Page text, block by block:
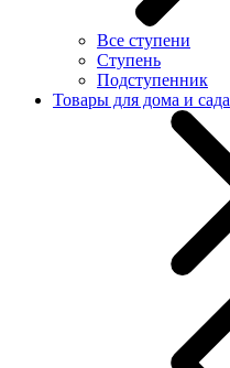
Все ступени
Ступень
Подступенник
Товары для дома и сада